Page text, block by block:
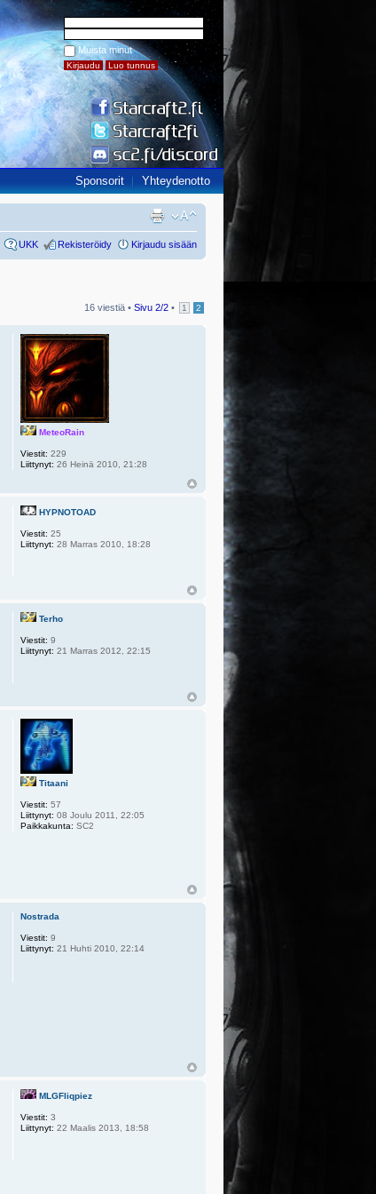
Muista minut
Sponsorit Yhteydenotto
UKK Rekisteröidy Kirjaudu sisään
16 viestiä • Sivu 2/2 • 1 2
MeteoRain
Viestit: 229
Liittynyt: 26 Heinä 2010, 21:28
HYPNOTOAD
Viestit: 25
Liittynyt: 28 Marras 2010, 18:28
Terho
Viestit: 9
Liittynyt: 21 Marras 2012, 22:15
Titaani
Viestit: 57
Liittynyt: 08 Joulu 2011, 22:05
Paikkakunta: SC2
Nostrada
Viestit: 9
Liittynyt: 21 Huhti 2010, 22:14
MLGFliqpiez
Viestit: 3
Liittynyt: 22 Maalis 2013, 18:58